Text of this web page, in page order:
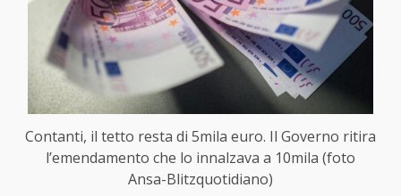
Contanti, il tetto resta di 5mila euro. Il Governo ritira
l’emendamento che lo innalzava a 10mila (foto
Ansa-Blitzquotidiano)